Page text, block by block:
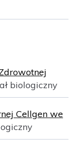
biologiczny
Cellgen we